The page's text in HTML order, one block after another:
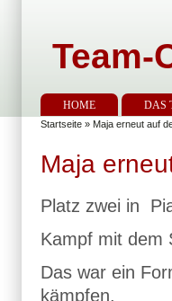
Team-
HOME DAS
Startseite » Maja erneut auf
Maja
Platz zwei in
Kampf mit dem
Das war ein
kämpfen.